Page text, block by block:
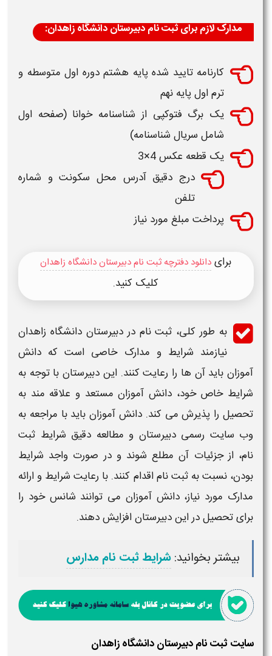
مدارک لازم برای ثبت نام دبیرستان دانشگاه زاهدان:
کارنامه تایید شده پایه هشتم دوره اول متوسطه و
ترم اول پایه نهم
یک برگ فتوکپی از شناسنامه خوانا (صفحه اول
شامل سریال شناسنامه)
یک قطعه عکس 4×3
درج دقیق آدرس محل سکونت و شماره
تلفن
پرداخت مبلغ مورد نیاز
برای دانلود دفترچه ثبت نام دبیرستان دانشگاه زاهدان
کلیک کنید.
به طور کلی، ثبت نام در دبیرستان دانشگاه زاهدان
نیازمند شرایط و مدارک خاصی است که دانش
آموزان باید آن ها را رعایت کنند. این دبیرستانبا توجه به
شرایط خاص خود، دانش آموزان مستعد و علاقه مند به
تحصیل را پذیرش می کند. دانش آموزان باید با مراجعه به
وب سایت رسمیدبیرستان و مطالعه دقیق شرایط ثبت
نام، از جزئیات آن مطلع شوند و در صورت واجد شرایط
بودن، نسبت بهثبت ناماقدام کنند. با رعایت شرایط و ارائه
مدارک مورد نیاز، دانش آموزان می توانند شانس خود را
برای تحصیل در ایندبیرستانافزایش دهند.
بیشتر بخوانید:شرایط ثبت نام مدارس
سایت ثبت نام دبیرستان دانشگاه زاهدان